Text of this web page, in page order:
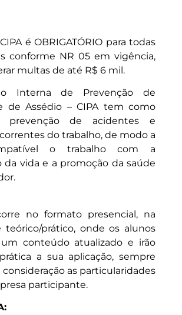
é OBRIGATÓRIO para todas
conforme NR 05 em vigência,
multas de até R$ 6 mil.
Interna de Prevenção de
de Assédio – CIPA tem como
prevenção de acidentes e
do trabalho, de modo a
o trabalho com a
da vida e a promoção da saúde
no formato presencial, na
teórico/prático, onde os alunos
um conteúdo atualizado e irão
a sua aplicação, sempre
as particularidades
participante.